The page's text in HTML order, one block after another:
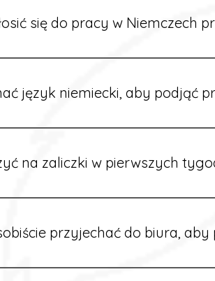
się do pracy w Niemczech
formularz zgłoszeniowy na naszej
język niemiecki, aby podjąć
ofert nie wymaga znajomości języka.
na zaliczki w pierwszych
sytuacjach możesz otrzymać
przyjechać do biura, aby
są osobiście w naszym biurze.